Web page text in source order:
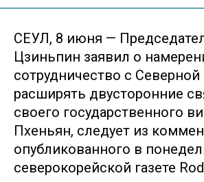
СЕУЛ, 8 июня —
Цзиньпин заявил о
сотрудничество с
расширять двусторонние
своего государственного
Пхеньян, следует из
опубликованного в
северокорейской газете